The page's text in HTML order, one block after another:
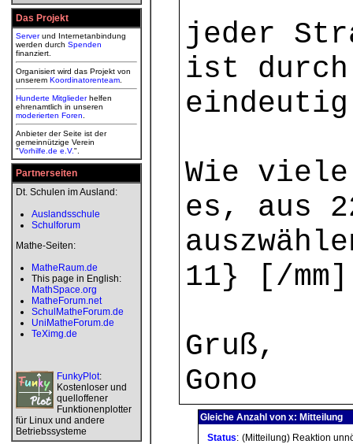
Das Projekt
Serverund Internetanbindung
werden durch Spenden
finanziert.
Organisiert wird das Projekt von
unserem Koordinatorenteam
Hunderte Mitgliederhelfen
ehrenamtlich in unseren
moderierten Foren
Anbieter der Seite ist der
gemeinnützige Verein
"Vorhilfe.de e.V.".
Partnerseiten
Dt. Schulen im Ausland:
Auslandsschule
Schulforum
Mathe-Seiten:
MatheRaum.de
This page in English:
MathSpace.org
MatheForum.net
SchulMatheForum.de
UniMatheForum.de
TeXimg.de
FunkyPlot:
Kostenloser und
quelloffener
Funktionenplotter
für Linux und andere
Betriebssysteme
jeder
ist
Wie
es, aus
11} [/
Gruß,
Gono
Gleiche Anzahl von x: Mitteilung
Status: (Mitteilung) Reaktion